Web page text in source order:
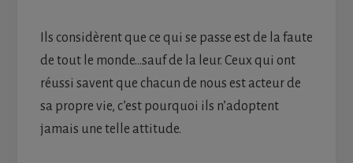
Ils considèrent que ce qui se passe est de la faute
de tout le monde…sauf de la leur. Ceux qui ont
réussi savent que chacun de nous est acteur de
sa propre vie, c’est pourquoi ils n’adoptent
jamais une telle attitude.